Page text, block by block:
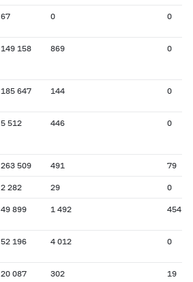
67 0 0
149 158 869 0
185 647 144 0
5 512 446 0
263 509 491 79
2 282 29 0
49 899 1 492 454
52 196 4 012 0
20 087 302 19